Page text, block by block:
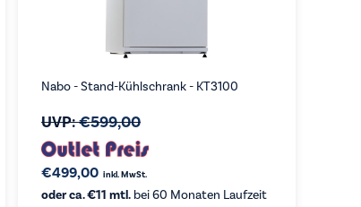
Nabo - Stand-Kühlschrank - KT3100
UVP:€599,00
€499,00 inkl. MwSt.
oder ca. €11 mtl.bei 60 Monaten Laufzeit